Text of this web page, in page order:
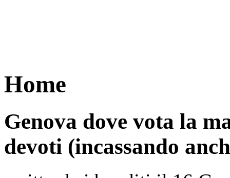
Home
Genova dove vota la
devoti (incassando